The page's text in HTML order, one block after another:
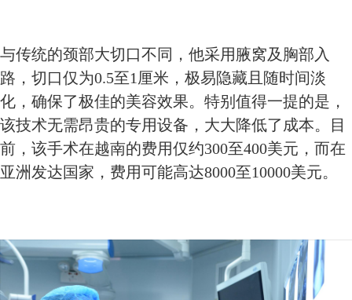
与传统的颈部大切口不同，他采用腋窝及胸部入
路，切口仅为0.5至1厘米，极易隐藏且随时间淡
化，确保了极佳的美容效果。特别值得一提的是，
该技术无需昂贵的专用设备，大大降低了成本。目
前，该手术在越南的费用仅约300至400美元，而在
亚洲发达国家，费用可能高达8000至10000美元。